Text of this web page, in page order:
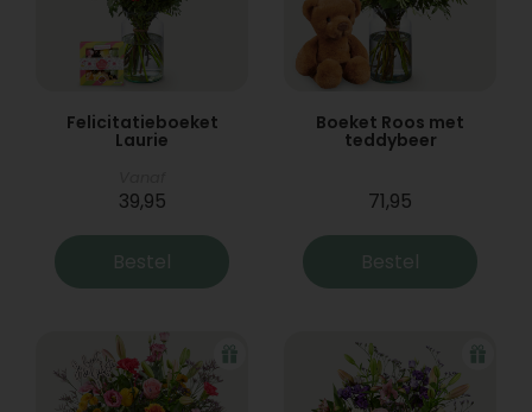
Felicitatieboeket
Laurie
39,95
Bestel
Boeket Roos met
teddybeer
71,95
Bestel